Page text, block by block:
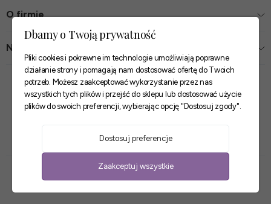
O firmie
Nasze sklepy
Zaufane płatności
Dbamy o Twoją prywatność
Pliki cookies i pokrewne im technologie umożliwiają poprawne
działanie strony i pomagają nam dostosować ofertę do Twoich
potrzeb. Możesz zaakceptować wykorzystanie przez nas
wszystkich tych plików i przejść do sklepu lub dostosować użycie
plików do swoich preferencji, wybierając opcję "Dostosuj zgody".
Dostosuj preferencje
Zaakceptuj wszystkie